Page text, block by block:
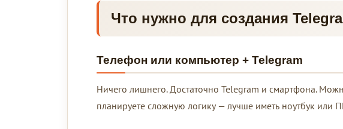
Что нужно для создания
Телефон или компьютер + Telegram
Ничего лишнего. Достаточно Telegram и смартфона.
планируете сложную логику — лучше иметь ноутбук или